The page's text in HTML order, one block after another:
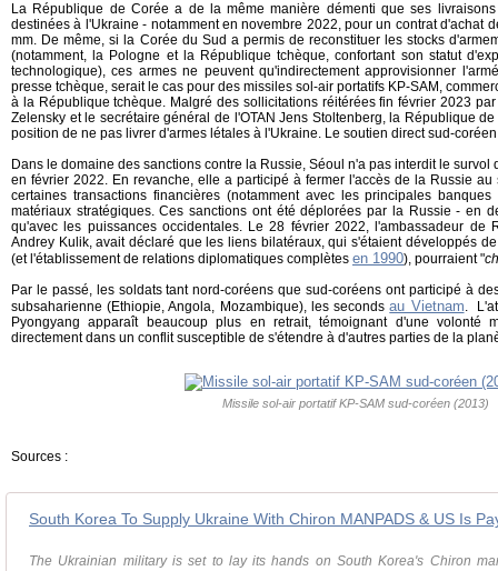
La République de Corée a de la même manière démenti que ses
destinées à l'Ukraine - notamment en novembre 2022, pour un contrat d'achat
mm. De même, si la Corée du Sud a permis de reconstituer les stocks
(notamment, la Pologne et la République tchèque, confortant son statut
technologique), ces armes ne peuvent qu'indirectement approvisionner
presse tchèque, serait le cas pour des missiles sol-air portatifs KP-SAM,
à la République tchèque. Malgré des sollicitations réitérées fin février 2023
Zelensky et le secrétaire général de l'OTAN Jens Stoltenberg, la République
position de ne pas livrer d'armes létales à l'Ukraine. Le soutien direct sud-
Dans le domaine des sanctions contre la Russie, Séoul n'a pas interdit le survol
en février 2022. En revanche, elle a participé à fermer l'accès de la Russie au
certaines transactions financières (notamment avec les principales
matériaux stratégiques. Ces sanctions ont été déplorées par la Russie - en
qu'avec les puissances occidentales. Le 28 février 2022, l'ambassadeur de
Andrey Kulik, avait déclaré que les liens bilatéraux, qui s'étaient développés
(et l'établissement de relations diplomatiques complètes en 1990), pourraient "
Par le passé, les soldats tant nord-coréens que sud-coréens ont participé à
subsaharienne (Ethiopie, Angola, Mozambique), les secondsau Vietnam.
Pyongyang apparaît beaucoup plus en retrait, témoignant d'une volonté
directement dans un conflit susceptible de s'étendre à d'autres parties de la
Missile sol-air portatif KP-SAM sud-coréen (2013)
Sources :
The Ukrainian military is set to lay its hands on South Korea's Chiron